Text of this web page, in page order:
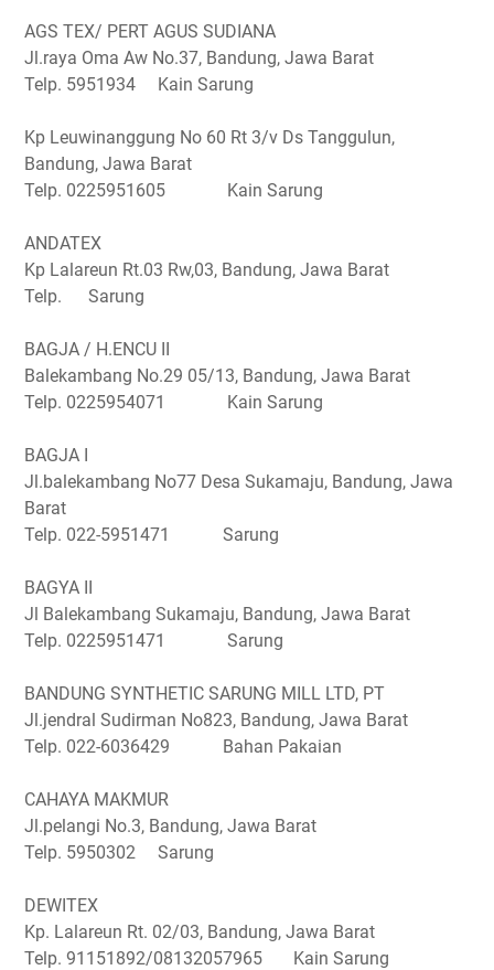
AGS TEX/ PERT AGUS SUDIANA
Jl.raya Oma Aw No.37, Bandung, Jawa Barat
Telp. 5951934 Kain Sarung
Kp Leuwinanggung No 60 Rt 3/v Ds Tanggulun,
Bandung, Jawa Barat
Telp. 0225951605 Kain Sarung
ANDATEX
Kp Lalareun Rt.03 Rw,03, Bandung, Jawa Barat
Telp. Sarung
BAGJA / H.ENCU II
Balekambang No.29 05/13, Bandung, Jawa Barat
Telp. 0225954071 Kain Sarung
BAGJA I
Jl.balekambang No77 Desa Sukamaju, Bandung, Jawa
Barat
Telp. 022-5951471 Sarung
BAGYA II
Jl Balekambang Sukamaju, Bandung, Jawa Barat
Telp. 0225951471 Sarung
BANDUNG SYNTHETIC SARUNG MILL LTD, PT
Jl.jendral Sudirman No823, Bandung, Jawa Barat
Telp. 022-6036429 Bahan Pakaian
CAHAYA MAKMUR
Jl.pelangi No.3, Bandung, Jawa Barat
Telp. 5950302 Sarung
DEWITEX
Kp. Lalareun Rt. 02/03, Bandung, Jawa Barat
Telp. 91151892/08132057965 Kain Sarung